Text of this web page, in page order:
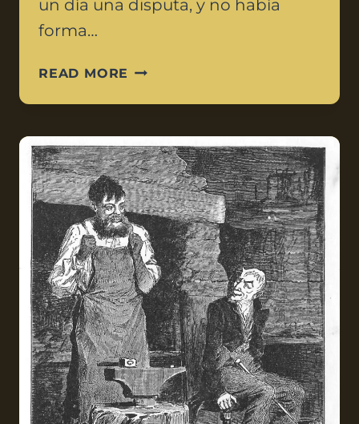
un día una disputa, y no había
forma…
READ MORE